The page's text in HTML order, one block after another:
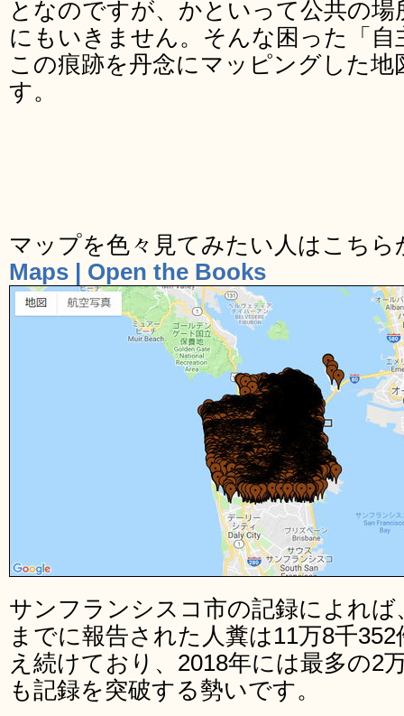
となのですが、かといって公共の
にもいきません。そんな困った「
この痕跡を丹念にマッピングした
す。
マップを色々見てみたい人はこちら
Maps | Open the Books
サンフランシスコ市の記録によれば
までに報告された人糞は11万8千
え続けており、2018年には最多の2
も記録を突破する勢いです。